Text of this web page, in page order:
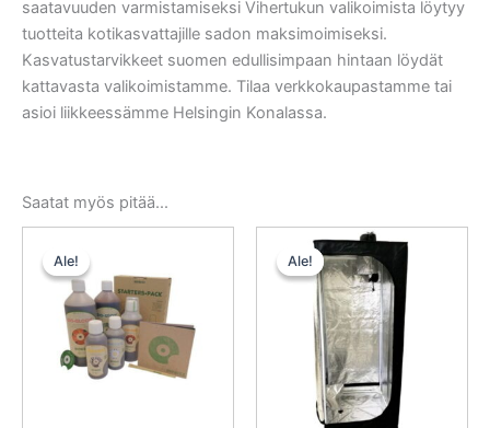
saatavuuden varmistamiseksi Vihertukun valikoimista löytyy
tuotteita kotikasvattajille sadon maksimoimiseksi.
Kasvatustarvikkeet suomen edullisimpaan hintaan löydät
kattavasta valikoimistamme. Tilaa verkkokaupastamme tai
asioi liikkeessämme Helsingin Konalassa.
Saatat myös pitää...
Ale!
Ale!
oli:
77,00 €.69,30 €.
Ale!
Ale!
Alkuperäinen
hinta
oli:
90,00 €.
hinta
on:
81,00 €.